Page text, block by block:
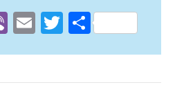
ViberEmailTwitter